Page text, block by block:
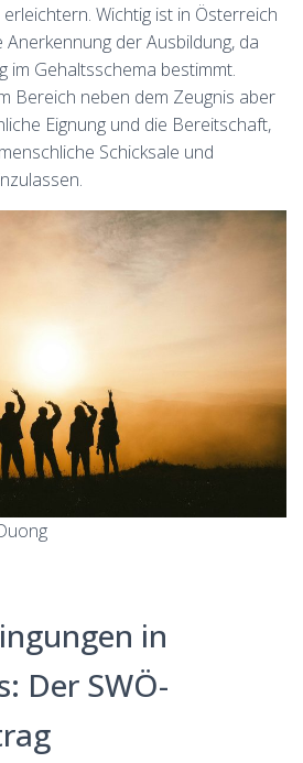
Wichtig ist in Österreich
der Ausbildung, da
im Gehaltsschema bestimmt.
Bereich neben dem Zeugnis aber
Eignung und die Bereitschaft,
Schicksale und
in
Der SWÖ-